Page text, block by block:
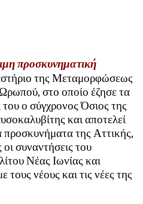
προσκυνηματική
της Μεταμορφώσεως
στο οποίο έζησε τα
του ο σύγχρονος Όσιος της
και αποτελεί
της Αττικής,
συναντήσεις του
Νέας Ιωνίας και
τους νέους και τις νέες της